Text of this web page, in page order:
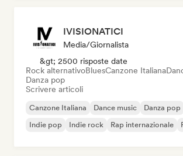
IVISIONATICI
Media/Giornalista
&gt; 2500 risposte date
Rock alternativoBluesCanzone Italiana
Danza pop
Scrivere articoli
Canzone Italiana Dance music Danza pop
Indie pop
Indie rock Rap internazionale